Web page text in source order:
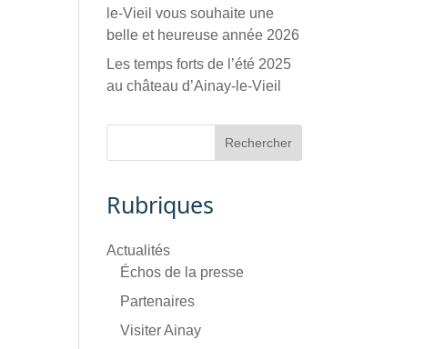
le-Vieil vous souhaite une
belle et heureuse année 2026
Les temps forts de l’été 2025
au château d’Ainay-le-Vieil
Rubriques
Actualités
Échos de la presse
Partenaires
Visiter Ainay